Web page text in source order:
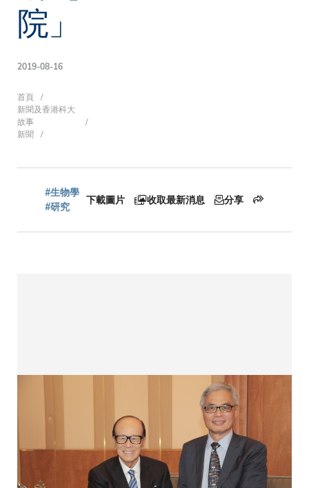
院」
2019-08-16
導
航
連
首頁
新聞及香港科大
故事
新聞
#生物學
#研究
下載圖片 收取最新消息 分享